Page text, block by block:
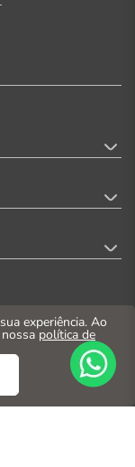
experiência. Ao
nossapolítica de